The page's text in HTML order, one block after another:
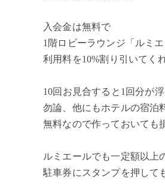
入会金は無料で
1階ロビーラウンジ「ルミ
利用料を10%割り引いてく
10回お見合すると1回分が
勿論、他にもホテルの宿泊
無料なので作っておいても
ルミエールでも一定額以上
駐車券にスタンプを押して